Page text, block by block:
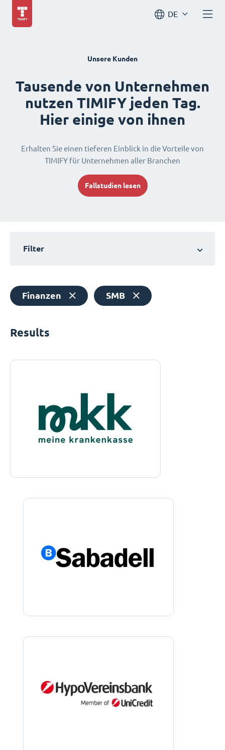
DE
Unsere Kunden
Tausende von Unternehmen
nutzen TIMIFY jeden Tag.
Hier einige von ihnen
Erhalten Sie einen tieferen Einblick in die Vorteile von
TIMIFY für Unternehmen aller Branchen
Fallstudien lesen
Filter
Finanzen SMB
Results